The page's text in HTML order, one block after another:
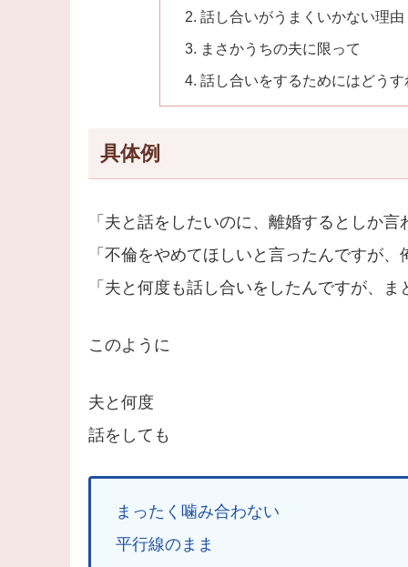
話し合いがうまくいかない理由
まさかうちの夫に限って
話し合いをするためにはどうす
具体例
「夫と話をしたいのに、離婚するとしか言
「不倫をやめてほしいと言ったんですが
「夫と何度も話し合いをしたんですが、
このように
夫と何度
話をしても
まったく噛み合わない
平行線のまま